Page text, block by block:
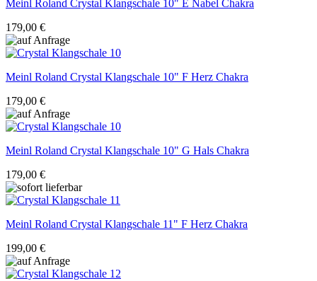
Meinl Roland Crystal Klangschale 10" E Nabel Chakra
179,00 €
Meinl Roland Crystal Klangschale 10" F Herz Chakra
179,00 €
Meinl Roland Crystal Klangschale 10" G Hals Chakra
179,00 €
Meinl Roland Crystal Klangschale 11" F Herz Chakra
199,00 €